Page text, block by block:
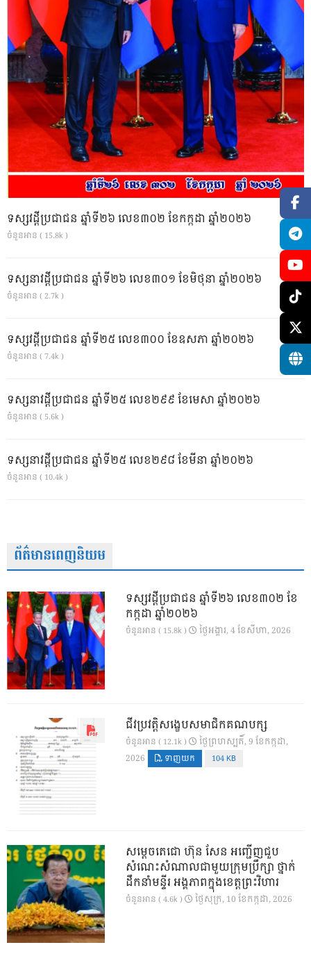
ទស្សវដ្តីប្រជាជន ឆ្នាំទី២៦ លេខ៣០២ ខែកក្កដា ឆ្នាំ២០២៦
ចំនួនអាន ( 15.8k )
ទស្សនាវដ្ដីប្រជាជន ឆ្នាំទី២៦ លេខ៣០១ ខែមិថុនា ឆ្នាំ២០២៦
ចំនួនអាន ( 2.7k )
ទស្សវដ្តីប្រជាជន ឆ្នាំទី២៥ លេខ៣០០ ខែឧសភា ឆ្នាំ២០២៦
ចំនួនអាន ( 7.4k )
ទស្សនាវដ្ដីប្រជាជន ឆ្នាំទី២៥ លេខ២៩៩ ខែមេសា ឆ្នាំ២០២៦
ចំនួនអាន ( 5.6k )
ទស្សនាវដ្ដីប្រជាជន ឆ្នាំទី២៥ លេខ២៩៨ ខែមីនា ឆ្នាំ២០២៦
ចំនួនអាន ( 10.4k )
ព័ត៌មានពេញនិយម
ទស្សវដ្តីប្រជាជន ឆ្នាំទី២៦ លេខ៣០២ ខែ
កក្កដា ឆ្នាំ២០២៦
ចំនួនអាន ( 15.8k ) ថ្ងៃ​អង្គារ, 4 ខែ​សីហា, 2026
ជីវប្រវត្តិសង្ខេបសមាជិកគណបក្ស
ចំនួនអាន ( 12.1k )
ថ្ងៃ​ព្រហស្បតិ៍, 9 ខែ​កក្កដា,
2026
ទាញយក 104 KB
សម្តេចតេជោ ហ៊ុន សែន អញ្ជើញជួប
សំណេះសំណាលជាមួយក្រុមប្រឹក្សា ថ្នាក់
ដឹកនាំមន្ទីរ អង្គភាពក្នុងខេត្តព្រះវិហារ
ចំនួនអាន ( 4.6k ) ថ្ងៃ​សុក្រ, 10 ខែ​កក្កដា, 2026